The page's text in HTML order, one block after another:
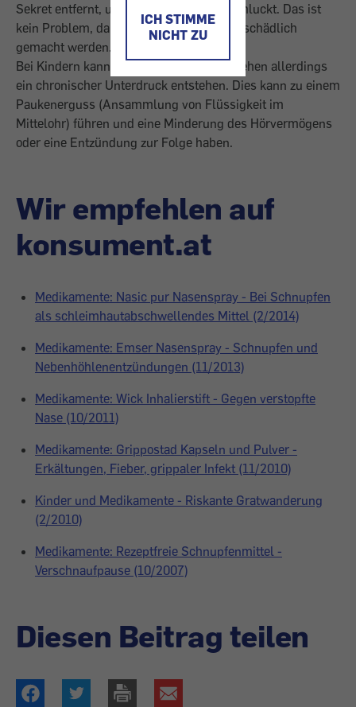
ICH STIMME
NICHT ZU
Sekret entfernt, und es wird häufig verschluckt. Das ist
kein Problem, da die Keime im Magen unschädlich
gemacht werden.
Bei Kindern kann durch exzessives Aufziehen allerdings
ein chronischer Unterdruck entstehen. Dies kann zu einem
Paukenerguss (Ansammlung von Flüssigkeit im
Mittelohr) führen und eine Minderung des Hörvermögens
oder eine Entzündung zur Folge haben.
Wir empfehlen auf
konsument.at
Medikamente: Nasic pur Nasenspray - Bei Schnupfen
als schleimhautabschwellendes Mittel (2/2014)
Medikamente: Emser Nasenspray - Schnupfen und
Nebenhöhlenentzündungen (11/2013)
Medikamente: Wick Inhalierstift - Gegen verstopfte
Nase (10/2011)
Medikamente: Grippostad Kapseln und Pulver -
Erkältungen, Fieber, grippaler Infekt (11/2010)
Kinder und Medikamente - Riskante Gratwanderung
(2/2010)
Medikamente: Rezeptfreie Schnupfenmittel -
Verschnaufpause (10/2007)
Diesen Beitrag teilen